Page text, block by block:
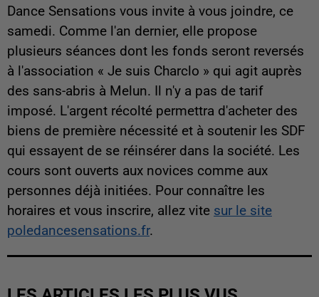
Dance Sensations vous invite à vous joindre, ce
samedi. Comme l'an dernier, elle propose
plusieurs séances dont les fonds seront reversés
à l'association « Je suis Charclo » qui agit auprès
des sans-abris à Melun. Il n'y a pas de tarif
imposé. L'argent récolté permettra d'acheter des
biens de première nécessité et à soutenir les SDF
qui essayent de se réinsérer dans la société. Les
cours sont ouverts aux novices comme aux
personnes déjà initiées. Pour connaître les
horaires et vous inscrire, allez vite sur le site
poledancesensations.fr.